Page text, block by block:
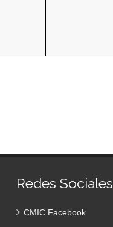
Redes Sociales
CMIC Facebook